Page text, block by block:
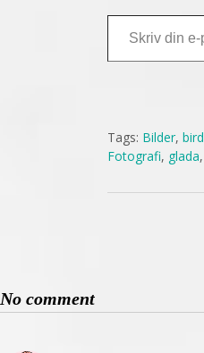
Skriv din e-post …
Tags: Bilder, bird
Fotografi, glada,
No comment